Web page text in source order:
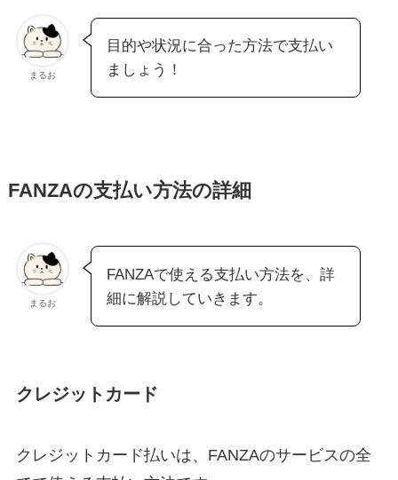
まるお
目的や状況に合った方法で支払い
ましょう！
FANZAの支払い方法の詳細
まるお
FANZAで使える支払い方法を、詳
細に解説していきます。
クレジットカード
クレジットカード払いは、FANZAのサービスの全